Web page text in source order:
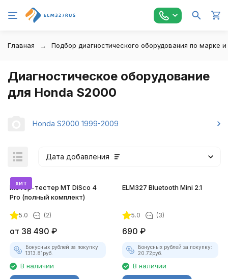
Главная Подбор диагностического оборудования по марке
Диагностическое оборудование
для Honda S2000
Honda S2000 1999-2009
Дата добавления
хит
Мотор-тестер MT DiSco 4
Pro (полный комплект)
5.0 (2)
от 38 490 ₽
Бонусных рублей за покупку:
1313.81руб.
В наличии
ELM327 Bluetooth Mini 2.1
5.0 (3)
690 ₽
Бонусных рублей за покупку:
20.72руб.
В наличии